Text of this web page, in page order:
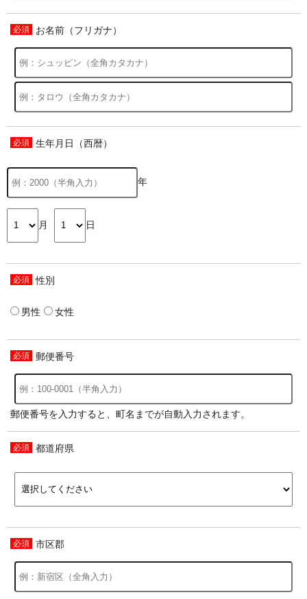
お名前（フリガナ）
生年月日（西暦）
年
月 日
性別
男性 女性
郵便番号
郵便番号を入力すると、町名までが自動入力されます。
都道府県
市区郡